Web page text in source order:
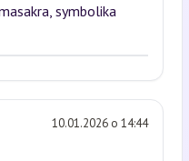
symbolika
10.01.2026 o 14:44